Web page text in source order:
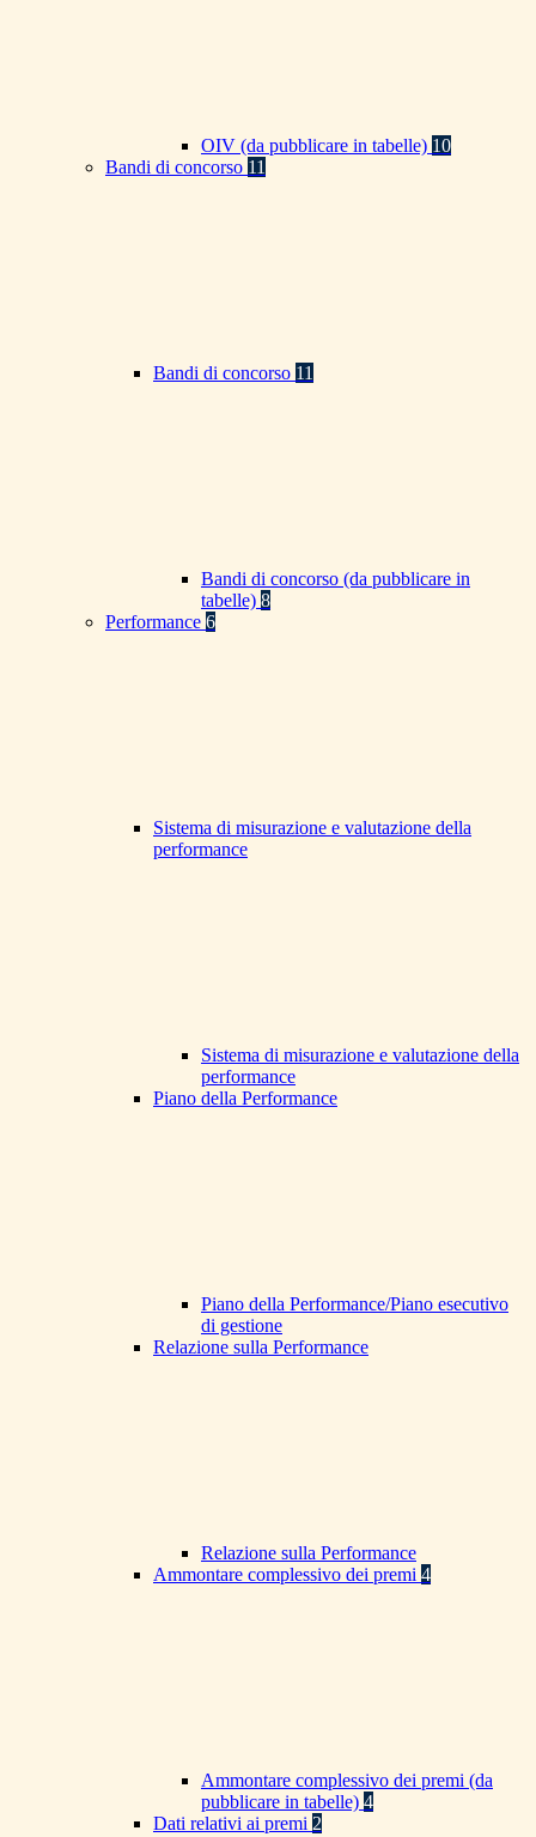
OIV (da pubblicare in tabelle) 10
Bandi di concorso 11
Bandi di concorso 11
Bandi di concorso (da pubblicare in
tabelle) 8
Performance 6
Sistema di misurazione e valutazione della
performance
Sistema di misurazione e valutazione della
performance
Piano della Performance
Piano della Performance/Piano esecutivo
di gestione
Relazione sulla Performance
Relazione sulla Performance
Ammontare complessivo dei premi 4
Ammontare complessivo dei premi (da
pubblicare in tabelle) 4
Dati relativi ai premi 2